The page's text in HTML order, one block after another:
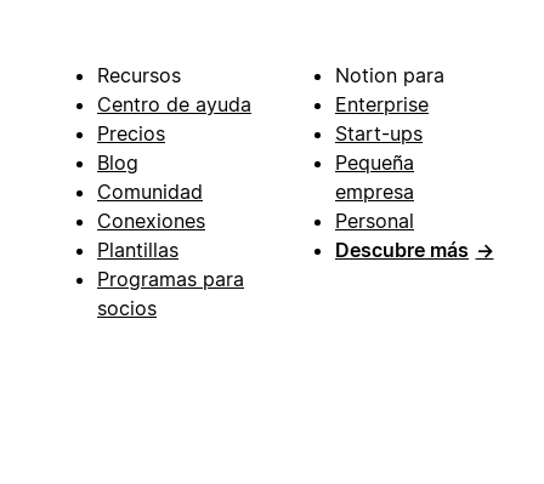
Recursos
Centro de ayuda
Precios
Blog
Comunidad
Conexiones
Plantillas
Programas para
socios
Notion para
Enterprise
Start-ups
Pequeña
empresa
Personal
Descubre más →